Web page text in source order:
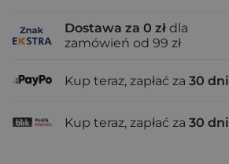
Dostawa za 0 zł dla
zamówień od 99 zł
Kup teraz, zapłać za 30 dni
Kup teraz, zapłać za 30 dni